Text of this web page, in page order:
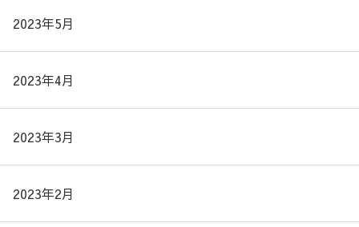
2023年5月
2023年4月
2023年3月
2023年2月